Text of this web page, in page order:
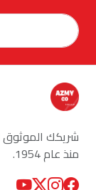
شريكك الموثوق
منذ عام 1954.